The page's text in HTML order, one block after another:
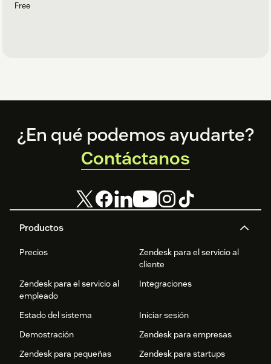
Free
Footer
Productos
Precios
Zendesk para el servicio al
cliente
Zendesk para el servicio al
empleado
Integraciones
Estado del sistema
Iniciar sesión
Demostración
Zendesk para empresas
Zendesk para pequeñas
Zendesk para startups
¿En qué podemos ayudarte?
Contáctanos